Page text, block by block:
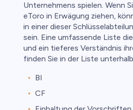
Unternehmens spielen. Wenn
eToro in Erwägung ziehen,
in einer dieser
sein. Eine umfassende Liste
und ein tieferes Verständnis
finden Sie in der Liste
BI
CF